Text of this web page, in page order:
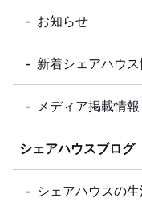
お知らせ
新着シェアハウス
メディア掲載情報
シェアハウスブログ
シェアハウスの